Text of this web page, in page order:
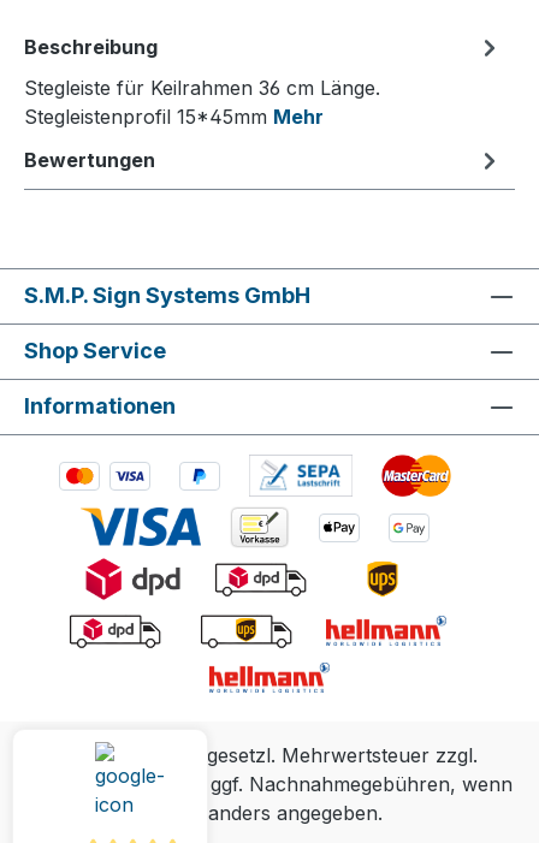
Beschreibung
Stegleiste für Keilrahmen 36 cm Länge.
Stegleistenprofil 15*45mm Mehr
Bewertungen
S.M.P. Sign Systems GmbH
Shop Service
Informationen
Alle Preise inkl. gesetzl. Mehrwertsteuer zzgl.
Versandkostenund ggf. Nachnahmegebühren, wenn
nicht anders angegeben.